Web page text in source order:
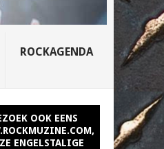
ROCKAGENDA
OOK EENS
ENGELSTALIGE